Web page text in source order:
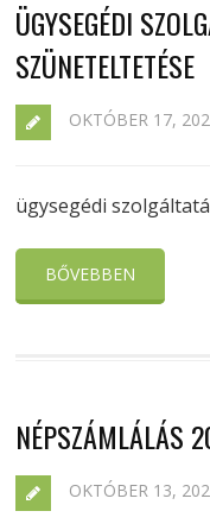
ÜGYSEGÉDI
SZÜNETELTETÉSE
OKTÓBER 17,
ügysegédi
BŐVEBBEN
NÉPSZÁMLÁLÁS
OKTÓBER 13,